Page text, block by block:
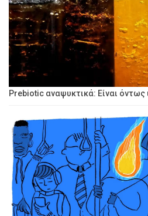
Prebiotic αναψυκτικά: Είναι όντως